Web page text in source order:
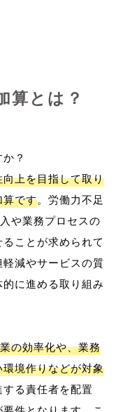
算とは？
？
上を目指して取り
算です。労働力不足
や業務プロセスの
ことが求められて
減やサービスの質
に進める取り組み
の効率化や、業務
境作りなどが対象
する責任者を配置